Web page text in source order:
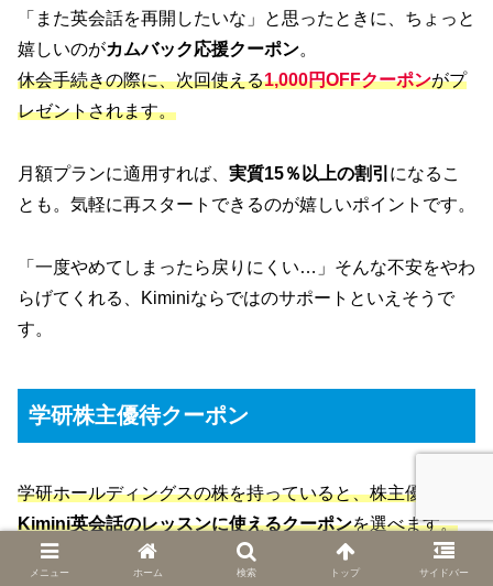
「また英会話を再開したいな」と思ったときに、ちょっと
嬉しいのがカムバック応援クーポン。
休会手続きの際に、次回使える1,000円OFFクーポンがプ
レゼントされます。
月額プランに適用すれば、 実質15％以上の割引 になるこ
とも。気軽に再スタートできるのが嬉しいポイントです。
「一度やめてしまったら戻りにくい…」そんな不安をやわ
らげてくれる、Kiminiならではのサポートといえそうで
す。
学研株主優待クーポン
学研ホールディングスの株を持っていると、株主優待で
Kimini英会話のレッスンに使えるクーポンを選べます。
メニュー ホーム 検索 トップ サイドバー